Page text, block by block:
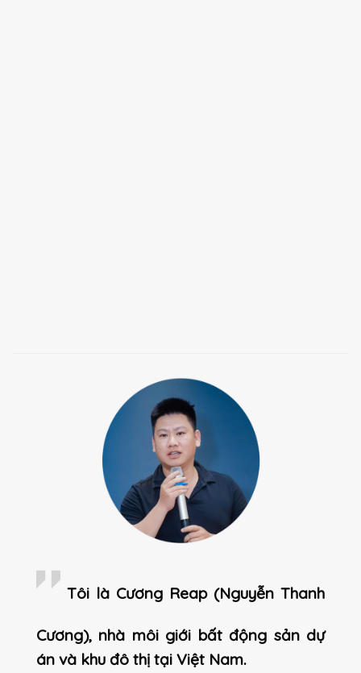
Tôi là Cương Reap (Nguyễn Thanh
Cương), nhà môi giới bất động sản dự
án và khu đô thị tại Việt Nam.